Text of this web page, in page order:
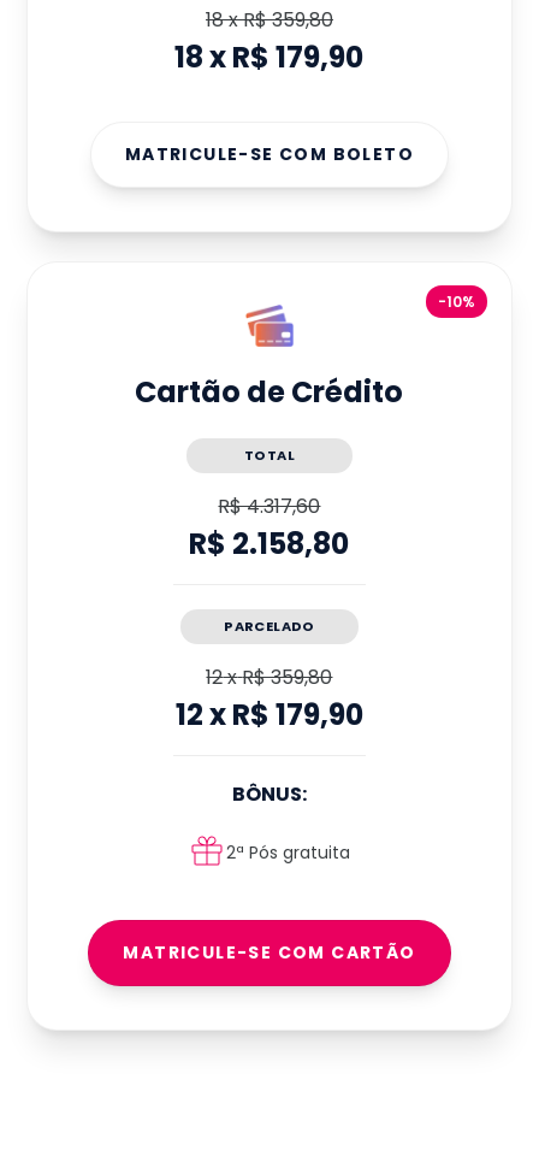
18xR$ 359,80
18xR$ 179,90
MATRICULE-SE COM BOLETO
-10%
Cartão de Crédito
TOTAL
R$ 4.317,60
R$ 2.158,80
PARCELADO
12xR$ 359,80
12xR$ 179,90
BÔNUS:
2ª Pós gratuita
MATRICULE-SE COM CARTÃO